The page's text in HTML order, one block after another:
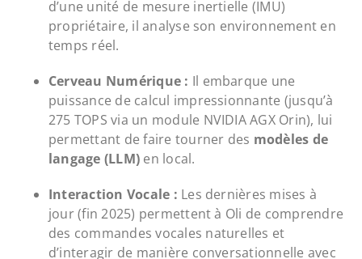
d’une unité de mesure inertielle (IMU)
propriétaire, il analyse son environnement en
temps réel.
Cerveau Numérique : Il embarque une
puissance de calcul impressionnante (jusqu’à
275 TOPS via un module NVIDIA AGX Orin), lui
permettant de faire tourner des modèles de
langage (LLM) en local.
Interaction Vocale : Les dernières mises à
jour (fin 2025) permettent à Oli de comprendre
des commandes vocales naturelles et
d’interagir de manière conversationnelle avec